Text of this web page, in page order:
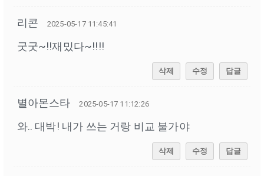
리콘 2025-05-17 11:45:41
굿굿~!!재밌다~!!!!
삭제 수정 답글
별아몬스타 2025-05-17 11:12:26
와.. 대박! 내가 쓰는 거랑 비교 불가야
삭제 수정 답글